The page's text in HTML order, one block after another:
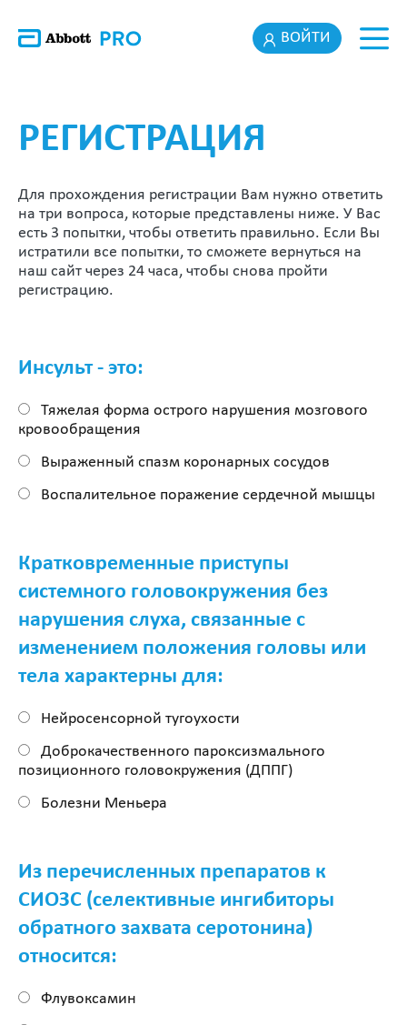
ВОЙТИ
РЕГИСТРАЦИЯ
Для прохождения регистрации Вам нужно ответить
на три вопроса, которые представлены ниже. У Вас
есть 3 попытки, чтобы ответить правильно. Если Вы
истратили все попытки, то сможете вернуться на
наш сайт через 24 часа, чтобы снова пройти
регистрацию.
Инсульт - это:
Тяжелая форма острого нарушения мозгового
кровообращения
Выраженный спазм коронарных сосудов
Воспалительное поражение сердечной мышцы
Кратковременные приступы
системного головокружения без
нарушения слуха, связанные с
изменением положения головы или
тела характерны для:
Нейросенсорной тугоухости
Доброкачественного пароксизмального
позиционного головокружения (ДППГ)
Болезни Меньера
Из перечисленных препаратов к
СИОЗС (селективные ингибиторы
обратного захвата серотонина)
относится:
Флувоксамин